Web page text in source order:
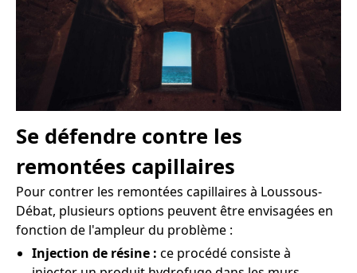
Se défendre contre les
remontées capillaires
Pour contrer les remontées capillaires à Loussous-
Débat, plusieurs options peuvent être envisagées en
fonction de l'ampleur du problème :
Injection de résine : ce procédé consiste à